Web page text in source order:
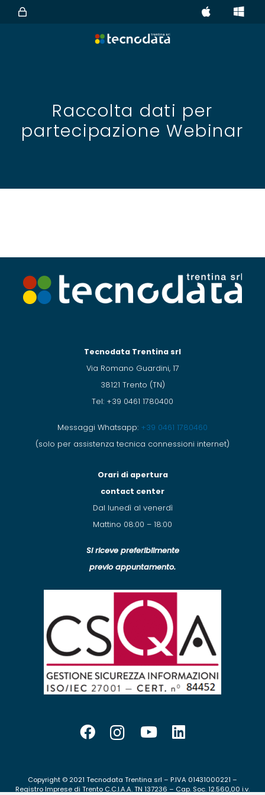
Raccolta dati per
partecipazione Webinar
Tecnodata Trentina srl
Via Romano Guardini, 17
38121 Trento (TN)
Tel: +39 0461 1780400
Messaggi Whatsapp: +39 0461 1780460
(solo per assistenza tecnica connessioni internet)
Orari di apertura
contact center
Dal lunedì al venerdì
Mattino 08:00 – 18:00
Si riceve preferibilmente
previo appuntamento.
Copyright © 2021 Tecnodata Trentina srl – P.IVA 01431000221 –
Registro Imprese di Trento C.C.I.A.A. TN 137236 – Cap. Soc. 12.560,00 i.v.